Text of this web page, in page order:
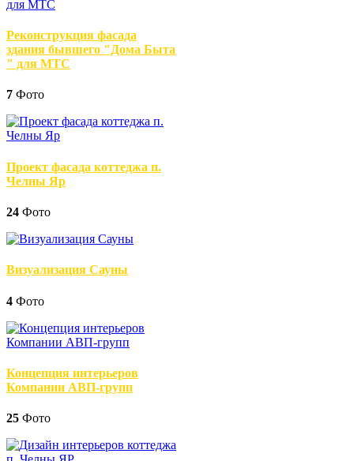
Реконструкция фасада
здания бывшего "Дома Быта
" для МТС
7 Фото
Проект фасада коттеджа п.
Челны Яр
24 Фото
Визуализация Сауны
4 Фото
Концепция интерьеров
Компании АВП-групп
25 Фото